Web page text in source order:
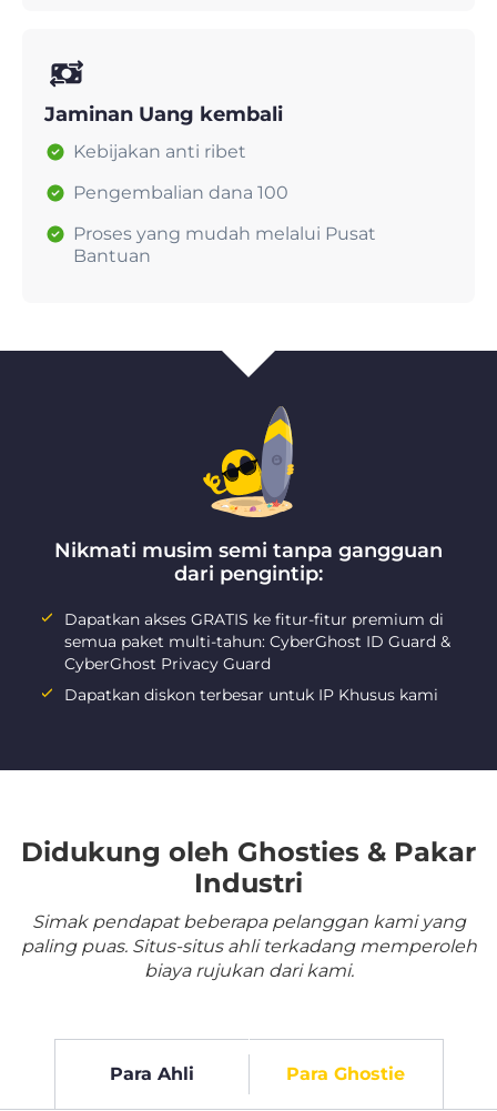
Jaminan Uang kembali
Kebijakan anti ribet
Pengembalian dana 100
Proses yang mudah melalui Pusat
Bantuan
Nikmati musim semi tanpa gangguan
dari pengintip:
Dapatkan akses GRATIS ke fitur-fitur premium di
semua paket multi-tahun: CyberGhost ID Guard &
CyberGhost Privacy Guard
Dapatkan diskon terbesar untuk IP Khusus kami
Didukung oleh Ghosties & Pakar
Industri
Simak pendapat beberapa pelanggan kami yang
paling puas. Situs-situs ahli terkadang memperoleh
biaya rujukan dari kami.
Para Ahli Para Ghostie